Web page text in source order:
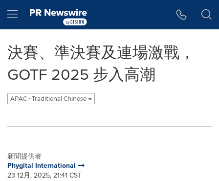
Hamburger menu
決賽、準決賽及連場激戰，
GOTF 2025 步入高潮
APAC - Traditional Chinese
新聞提供者
Phygital International
23 12月, 2025, 21:41 CST